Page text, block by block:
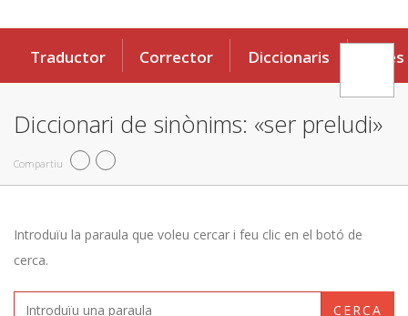
Traductor Corrector Diccionaris Eines
Diccionari de sinònims: «ser preludi»
Compartiu
Introduïu la paraula que voleu cercar i feu clic en el botó de
cerca.
CERCA